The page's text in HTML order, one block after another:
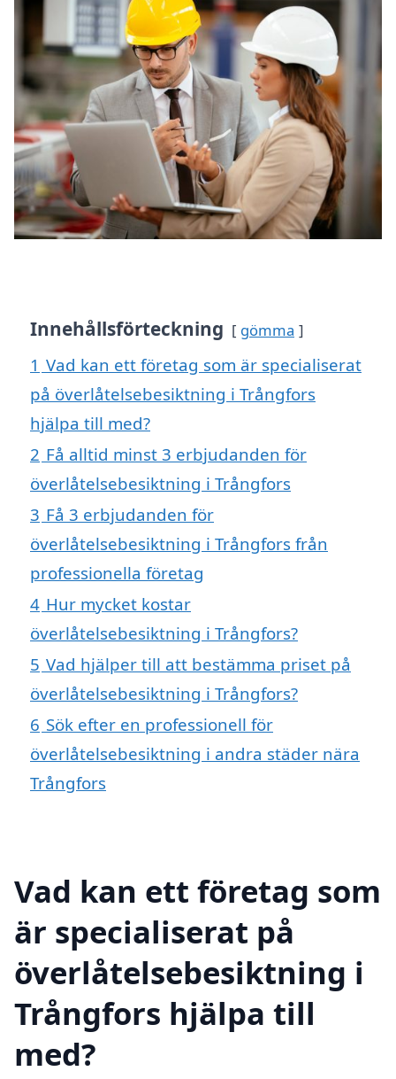
Innehållsförteckning gömma
1 Vad kan ett företag som är specialiserat
på överlåtelsebesiktning i Trångfors
hjälpa till med?
2 Få alltid minst 3 erbjudanden för
överlåtelsebesiktning i Trångfors
3 Få 3 erbjudanden för
överlåtelsebesiktning i Trångfors från
professionella företag
4 Hur mycket kostar
överlåtelsebesiktning i Trångfors?
5 Vad hjälper till att bestämma priset på
överlåtelsebesiktning i Trångfors?
6 Sök efter en professionell för
överlåtelsebesiktning i andra städer nära
Trångfors
Vad kan ett företag som
är specialiserat på
överlåtelsebesiktning i
Trångfors hjälpa till
med?